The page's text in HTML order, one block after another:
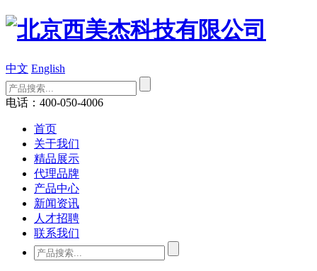
中文 English
电话：400-050-4006
首页
关于我们
精品展示
代理品牌
产品中心
新闻资讯
人才招聘
联系我们